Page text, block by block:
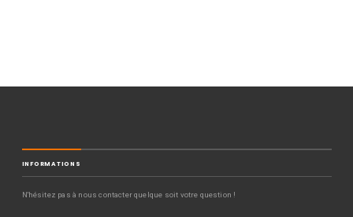
INFORMATIONS
N'hésitez pas à nous contacter quelque soit votre question !